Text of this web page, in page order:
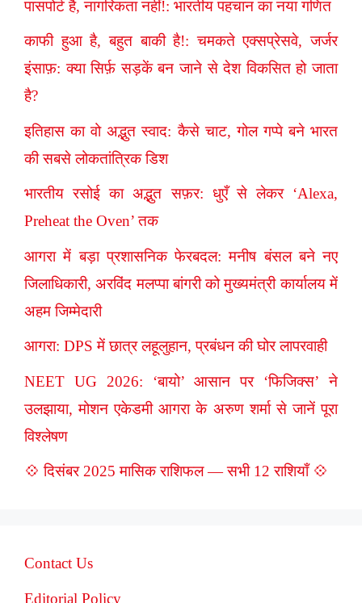
पासपोर्ट है, नागरिकता नहीं!: भारतीय पहचान का नया गणित
काफी हुआ है, बहुत बाकी है!: चमकते एक्सप्रेसवे, जर्जर
इंसाफ़: क्या सिर्फ़ सड़कें बन जाने से देश विकसित हो जाता
है?
इतिहास का वो अद्भुत स्वाद: कैसे चाट, गोल गप्पे बने भारत
की सबसे लोकतांत्रिक डिश
भारतीय रसोई का अद्भुत सफ़र: धुएँ से लेकर ‘Alexa,
Preheat the Oven’ तक
आगरा में बड़ा प्रशासनिक फेरबदल: मनीष बंसल बने नए
जिलाधिकारी, अरविंद मलप्पा बांगरी को मुख्यमंत्री कार्यालय में
अहम जिम्मेदारी
आगरा: DPS में छात्र लहूलुहान, प्रबंधन की घोर लापरवाही
NEET UG 2026: ‘बायो’ आसान पर ‘फिजिक्स’ ने
उलझाया, मोशन एकेडमी आगरा के अरुण शर्मा से जानें पूरा
विश्लेषण
💠 दिसंबर 2025 मासिक राशिफल — सभी 12 राशियाँ 💠
Contact Us
Editorial Policy